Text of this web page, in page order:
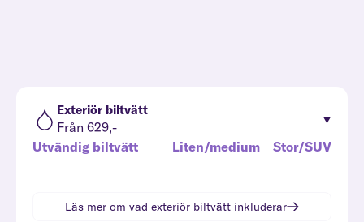
Exteriör biltvätt
Från 629,-
Utvändig biltvätt
Liten/medium Stor/SUV
Läs mer om vad exteriör biltvätt inkluderar